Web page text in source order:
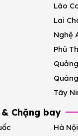
Lào
Lai
Nghệ
Phú
Tây
Chặng bay
Hà